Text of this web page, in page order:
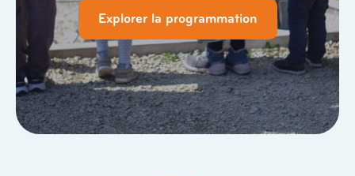
Explorer la programmation